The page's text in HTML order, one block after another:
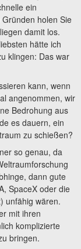
ein
holen Sie
damit los.
hätte ich
klingen: Das war
kann, wenn
angenommen, wir
Bedrohung aus
es dauern, ein
zu schießen?
so genau, da
dann gute
SpaceX oder die
unfähig wären.
mit ihren
komplizierte
bringen.